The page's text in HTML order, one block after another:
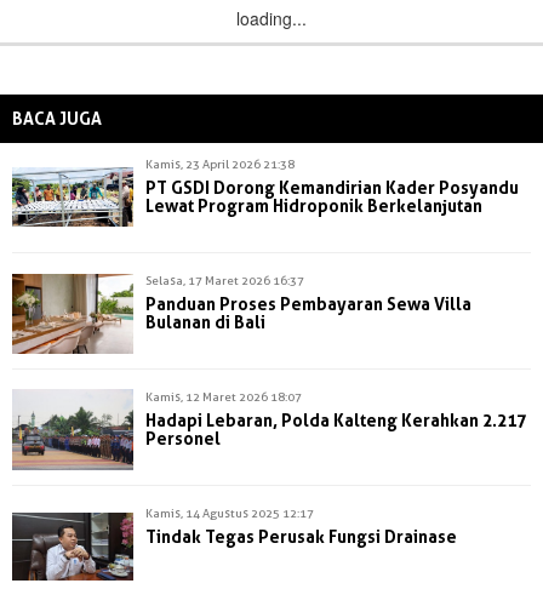
loading...
BACA JUGA
Kamis, 23 April 2026 21:38
PT GSDI Dorong Kemandirian Kader Posyandu
Lewat Program Hidroponik Berkelanjutan
Selasa, 17 Maret 2026 16:37
Panduan Proses Pembayaran Sewa Villa
Bulanan di Bali
Kamis, 12 Maret 2026 18:07
Hadapi Lebaran, Polda Kalteng Kerahkan 2.217
Personel
Kamis, 14 Agustus 2025 12:17
Tindak Tegas Perusak Fungsi Drainase